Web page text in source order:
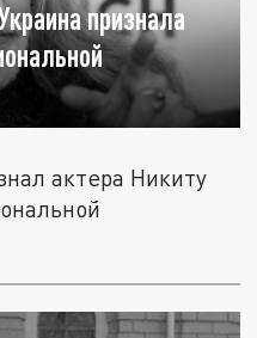
признала
актера Никиту